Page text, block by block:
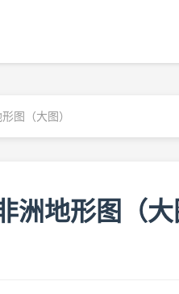
图（大图）
地形图（大